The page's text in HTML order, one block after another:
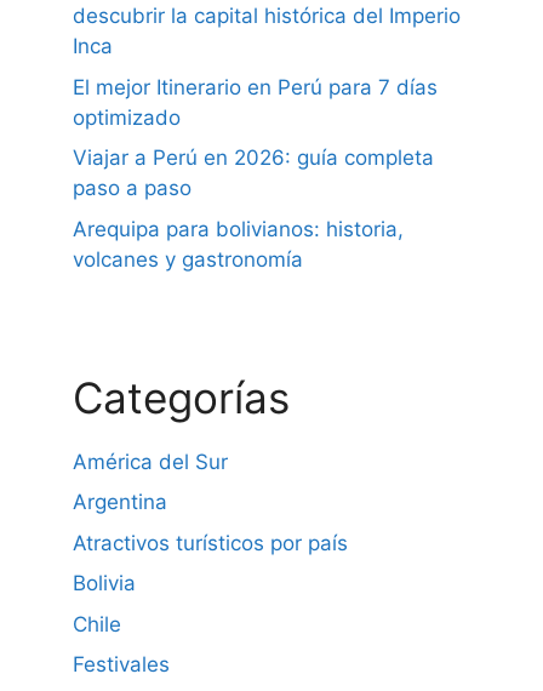
descubrir la capital histórica del Imperio
Inca
El mejor Itinerario en Perú para 7 días
optimizado
Viajar a Perú en 2026: guía completa
paso a paso
Arequipa para bolivianos: historia,
volcanes y gastronomía
Categorías
América del Sur
Argentina
Atractivos turísticos por país
Bolivia
Chile
Festivales